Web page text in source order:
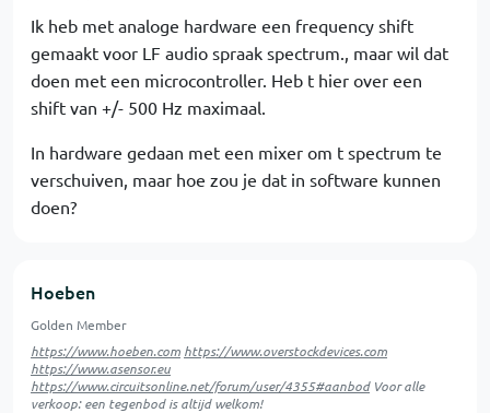
Ik heb met analoge hardware een frequency shift
gemaakt voor LF audio spraak spectrum., maar wil dat
doen met een microcontroller. Heb t hier over een
shift van +/- 500 Hz maximaal.
In hardware gedaan met een mixer om t spectrum te
verschuiven, maar hoe zou je dat in software kunnen
doen?
Hoeben
Golden Member
https://www.hoeben.com https://www.overstockdevices.com
https://www.asensor.eu
https://www.circuitsonline.net/forum/user/4355#aanbodVoor alle
verkoop: een tegenbod is altijd welkom!